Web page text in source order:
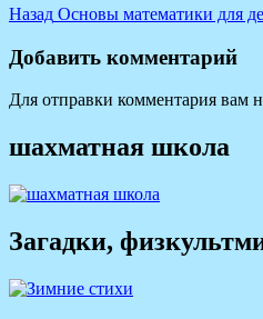
Навигация
по
записям
Назад Предыдущая
Основы математики для
Добавить комментарий
Для отправки комментария вам
шахматная школа
Загадки,